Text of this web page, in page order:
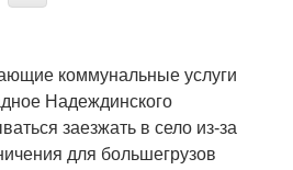
коммунальные услуги
Надеждинского
заезжать в село из-за
для большегрузов